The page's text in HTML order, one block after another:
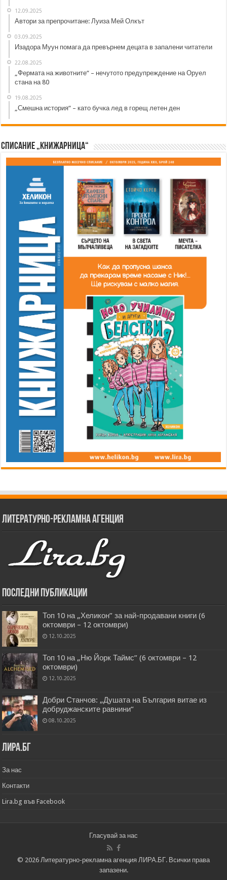
12.09.2025
Автори за препрочитане: Луиза Мей Олкът
03.09.2025
Изадора Муун помага да превърнем децата в запалени читатели
22.08.2025
„Фермата на животните“ – нечутото предупреждение на Оруел
стана на 80
19.08.2025
„Смешна история“ – като бучка лед в горещ летен ден
Списание „Книжарница“
Литературно-рекламна агенция
Последни публикации
Топ 10 на „Хеликон” за най-продавани книги (6
октомври – 12 октомври)
12.10.2025
Топ 10 на „Ню Йорк Таймс” (6 октомври – 12
октомври)
12.10.2025
Добри Станчов: „Душата на България витае из
добруджанските равнини“
08.10.2025
Лира.бг
За нас
Контакти
Lira.bg във Facebook
Гласувай за нас
© 2026 Литературно-рекламна агенция ЛИРА.БГ. Всички права
запазени.